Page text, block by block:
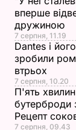
вперше
дружиною
7 серпня, 11.19
Dantes і
зробили
втрьох
7 серпня, 10.20
П'ять хвилин
бутерброди
Рецепт
7 серпня, 09.43